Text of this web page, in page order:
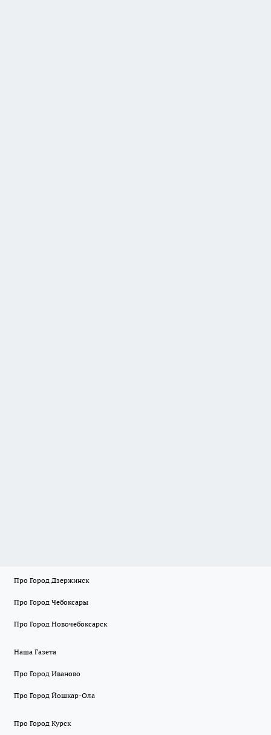
Про Город Дзержинск
Про Город Чебоксары
Про Город Новочебоксарск
Наша Газета
Про Город Иваново
Про Город Йошкар-Ола
Про Город Курск